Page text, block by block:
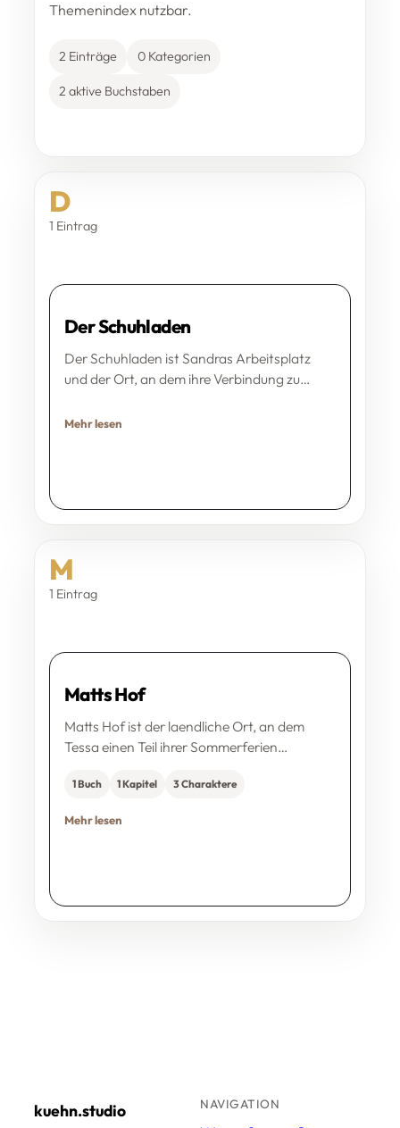
Themenindex nutzbar.
2 Einträge 0 Kategorien
2 aktive Buchstaben
D
1 Eintrag
Der Schuhladen
Der Schuhladen ist Sandras Arbeitsplatz
und der Ort, an dem ihre Verbindung zu…
Mehr lesen
M
1 Eintrag
Matts Hof
Matts Hof ist der laendliche Ort, an dem
Tessa einen Teil ihrer Sommerferien…
1 Buch 1 Kapitel 3 Charaktere
Mehr lesen
kuehn.studio
NAVIGATION